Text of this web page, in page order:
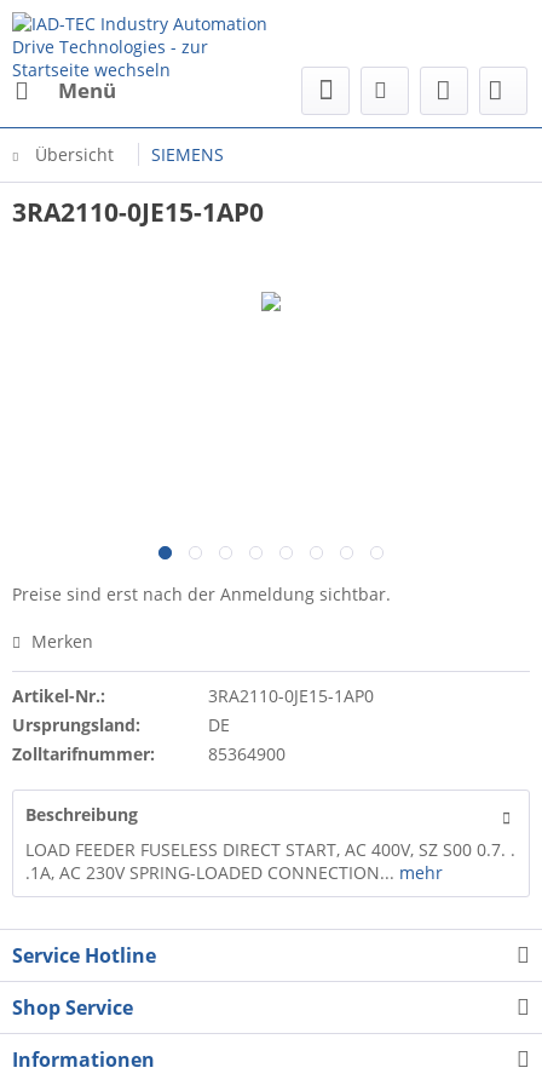
Menü
Übersicht SIEMENS
3RA2110-0JE15-1AP0
Preise sind erst nach der Anmeldung sichtbar.
Merken
Artikel-Nr.:
3RA2110-0JE15-1AP0
Ursprungsland:
DE
Zolltarifnummer:
85364900
Beschreibung
LOAD FEEDER FUSELESS DIRECT START, AC 400V, SZ S00 0.7. .
.1A, AC 230V SPRING-LOADED CONNECTION... mehr
Service Hotline
Shop Service
Informationen